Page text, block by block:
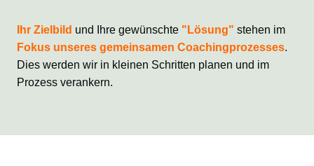
Ihr Zielbild und Ihre gewünschte "Lösung" stehen im
Fokus unseres gemeinsamen Coachingprozesses.
Dies werden wir in kleinen Schritten planen und im
Prozess verankern.